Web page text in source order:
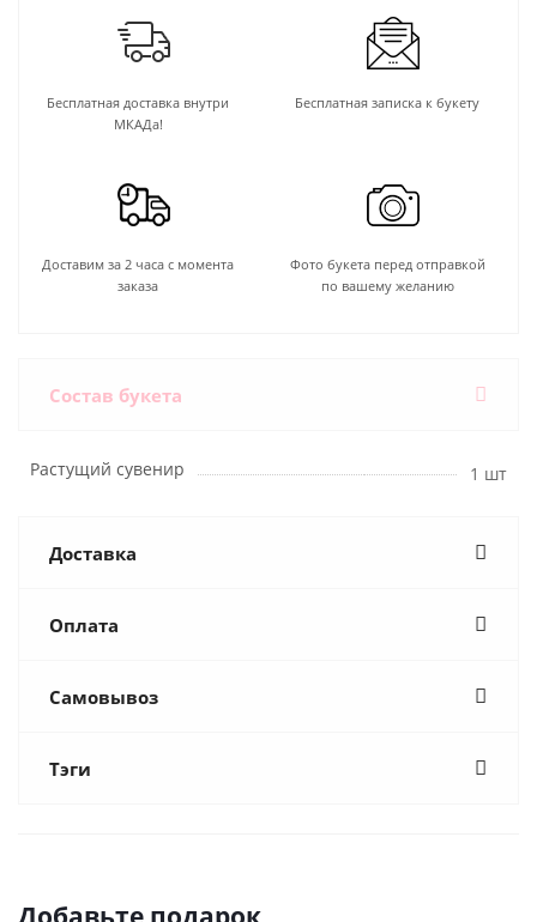
Бесплатная доставка внутри
МКАДа!
Бесплатная записка к букету
Доставим за 2 часа с момента
заказа
Фото букета перед отправкой
по вашему желанию
Состав букета
Растущий сувенир 1 шт
Доставка
Оплата
Самовывоз
Тэги